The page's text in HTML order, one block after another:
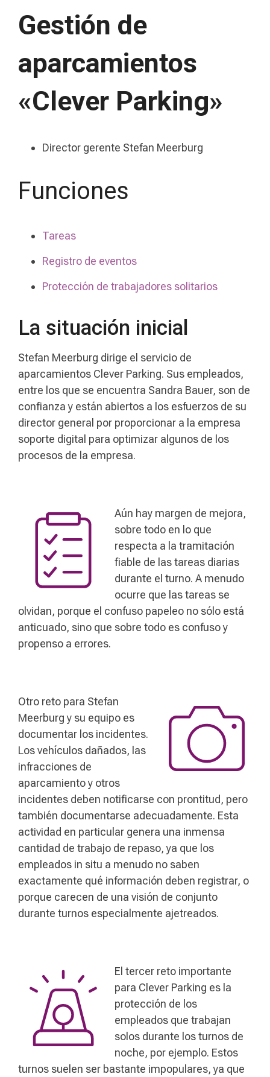
Gestión de
aparcamientos
«Clever Parking»
Director gerente Stefan Meerburg
Funciones
Tareas
Registro de eventos
Protección de trabajadores solitarios
La situación inicial
Stefan Meerburg dirige el servicio de
aparcamientos Clever Parking. Sus empleados,
entre los que se encuentra Sandra Bauer, son de
confianza y están abiertos a los esfuerzos de su
director general por proporcionar a la empresa
soporte digital para optimizar algunos de los
procesos de la empresa.
Aún hay margen de mejora,
sobre todo en lo que
respecta a la tramitación
fiable de las tareas diarias
durante el turno. A menudo
ocurre que las tareas se
olvidan, porque el confuso papeleo no sólo está
anticuado, sino que sobre todo es confuso y
propenso a errores.
Otro reto para Stefan
Meerburg y su equipo es
documentar los incidentes.
Los vehículos dañados, las
infracciones de
aparcamiento y otros
incidentes deben notificarse con prontitud, pero
también documentarse adecuadamente. Esta
actividad en particular genera una inmensa
cantidad de trabajo de repaso, ya que los
empleados in situ a menudo no saben
exactamente qué información deben registrar, o
porque carecen de una visión de conjunto
durante turnos especialmente ajetreados.
El tercer reto importante
para Clever Parking es la
protección de los
empleados que trabajan
solos durante los turnos de
noche, por ejemplo. Estos
turnos suelen ser bastante impopulares, ya que